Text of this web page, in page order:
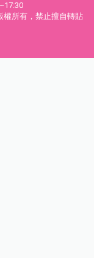
權所有，禁止擅自轉貼